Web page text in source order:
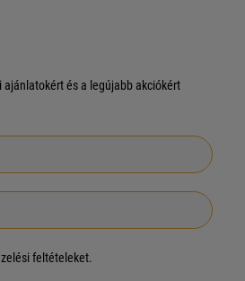
ajánlatokért és a legújabb akciókért
feltételeket.